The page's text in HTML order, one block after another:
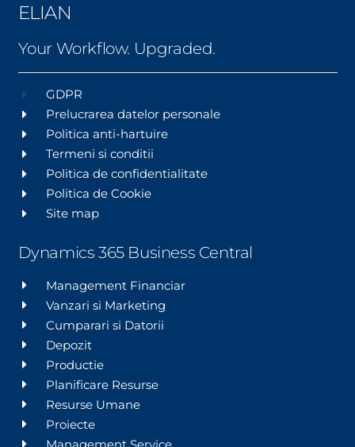
ELIAN
Your Workflow. Upgraded.
GDPR
Prelucrarea datelor personale
Politica anti-hartuire
Termeni si conditii
Politica de confidentialitate
Politica de Cookie
Site map
Dynamics 365 Business Central
Management Financiar
Vanzari si Marketing
Cumparari si Datorii
Depozit
Productie
Planificare Resurse
Resurse Umane
Proiecte